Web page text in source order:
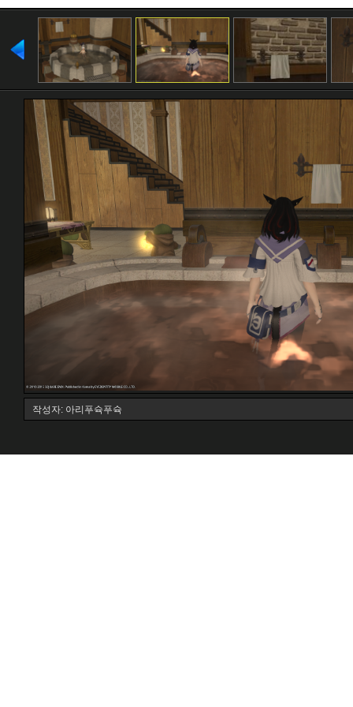
작성자: 아리푸슉푸슉